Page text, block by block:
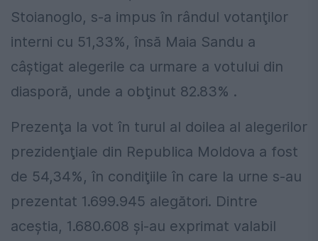
Stoianoglo, s-a impus în rândul votanţilor
interni cu 51,33%, însă Maia Sandu a
câştigat alegerile ca urmare a votului din
diasporă, unde a obţinut 82.83% .
Prezenţa la vot în turul al doilea al alegerilor
prezidenţiale din Republica Moldova a fost
de 54,34%, în condiţiile în care la urne s-au
prezentat 1.699.945 alegători. Dintre
aceştia, 1.680.608 şi-au exprimat valabil